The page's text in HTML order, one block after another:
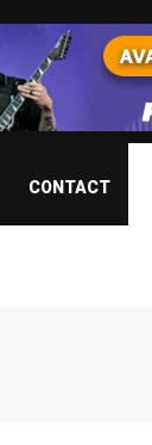
CONTACT